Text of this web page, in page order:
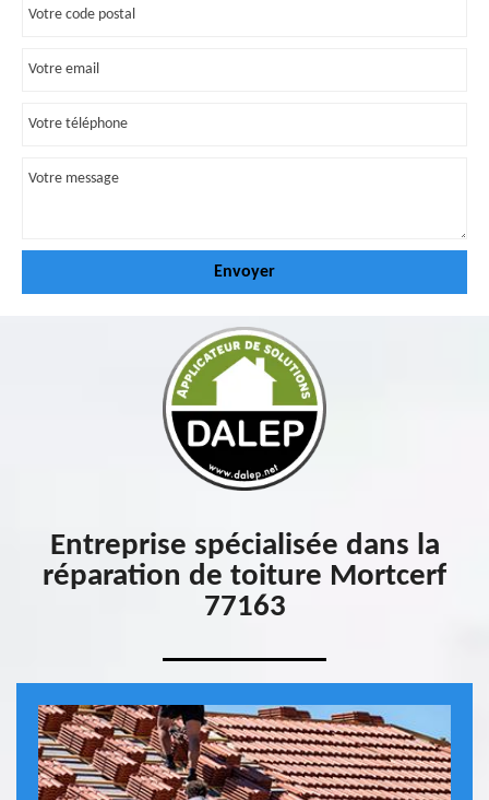
Entreprise spécialisée dans la
réparation de toiture Mortcerf
77163